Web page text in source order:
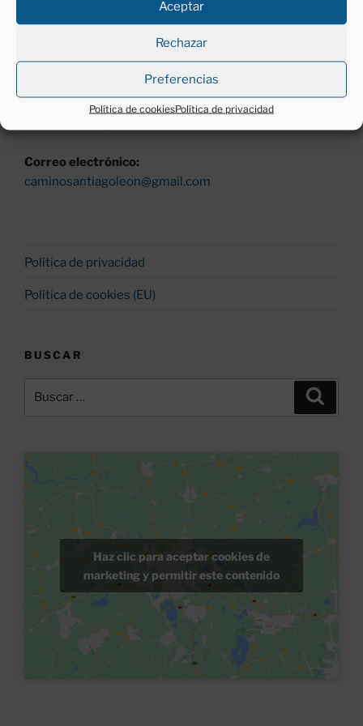
Aceptar
Rechazar
Preferencias
Política de cookiesPolítica de privacidad
Lunes a viernes (excepto festivos)
Tardes, de 18 a 20 h.
Correo electrónico:
caminosantiagoleon@gmail.com
Política de privacidad
Política de cookies (EU)
BUSCAR
Haz clic para aceptar cookies de
marketing y permitir este contenido